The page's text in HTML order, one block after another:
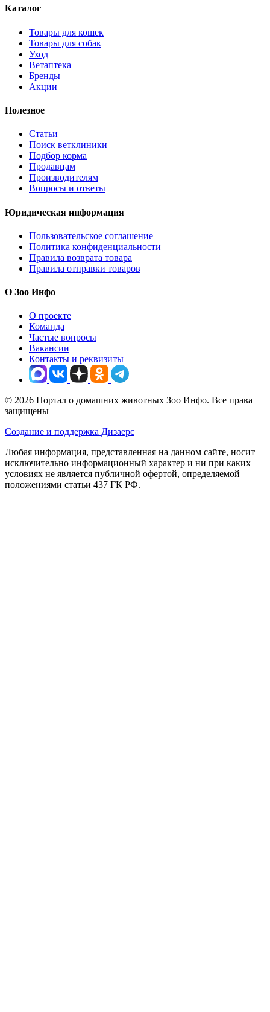
Каталог
Товары для кошек
Товары для собак
Уход
Ветаптека
Бренды
Акции
Полезное
Статьи
Поиск ветклиники
Подбор корма
Продавцам
Производителям
Вопросы и ответы
Юридическая информация
Пользовательское соглашение
Политика конфиденциальности
Правила возврата товара
Правила отправки товаров
О Зоо Инфо
О проекте
Команда
Частые вопросы
Вакансии
Контакты и реквизиты
© 2026 Портал о домашних животных Зоо Инфо. Все права
защищены
Создание и поддержка Дизаерс
Любая информация, представленная на данном сайте, носит
исключительно информационный характер и ни при каких
условиях не является публичной офертой, определяемой
положениями статьи 437 ГК РФ.